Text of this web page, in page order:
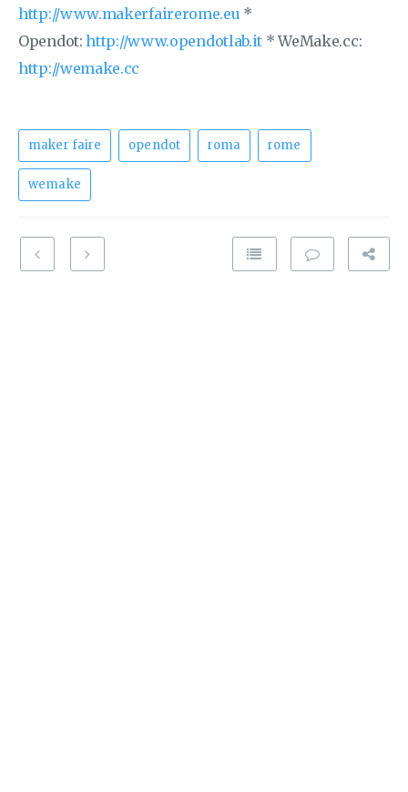
http://www.makerfairerome.eu *
Opendot:http://www.opendotlab.it * WeMake.cc:
http://wemake.cc
maker faire opendot roma rome
wemake